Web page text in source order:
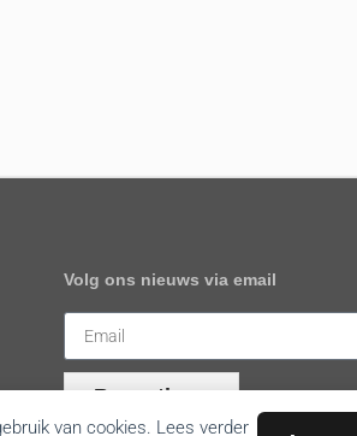
van cookies. Lees verder
Volg ons nieuws via email
Bevestigen